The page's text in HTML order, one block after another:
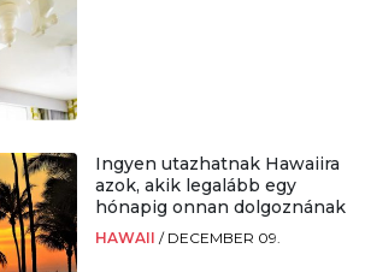
Ingyen utazhatnak Hawaiira
azok, akik legalább egy
hónapig onnan dolgoznának
HAWAII / DECEMBER 09.